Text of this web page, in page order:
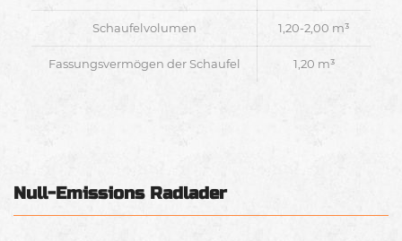
Schaufelvolumen 1,20-2,00 m³
Fassungsvermögen der Schaufel 1,20 m³
Null-Emissions Radlader